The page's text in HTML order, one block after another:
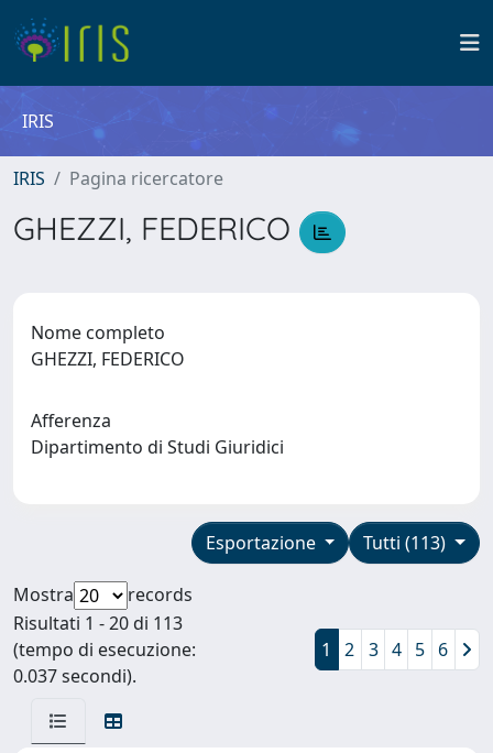
IRIS
IRIS Pagina ricercatore
GHEZZI, FEDERICO
Nome completo
GHEZZI, FEDERICO
Afferenza
Dipartimento di Studi Giuridici
Tutti (113)
Esportazione
Mostra
records
Risultati 1 - 20 di 113
(tempo di esecuzione:
0.037 secondi).
1 2 3 4 5 6